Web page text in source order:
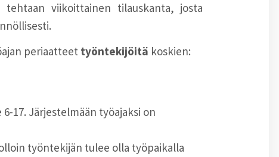
viikoittainen tilauskanta, josta
periaatteet työntekijöitä koskien:
17. Järjestelmään työajaksi on
työntekijän tulee olla työpaikalla